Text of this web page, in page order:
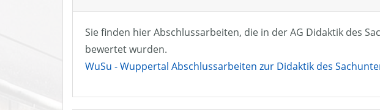
Sie finden hier Abschlussarbeiten, die in der AG Didaktik des
bewertet wurden.
WuSu - Wuppertal Abschlussarbeiten zur Didaktik des